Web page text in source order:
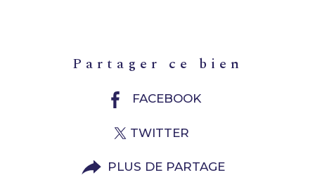
partager ce bien
FACEBOOK
TWITTER
PLUS DE PARTAGE